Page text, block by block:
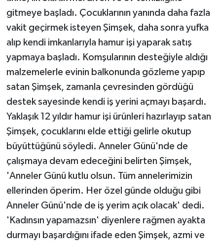
gitmeye başladı. Çocuklarının yanında daha fazla
vakit geçirmek isteyen Şimşek, daha sonra yufka
alıp kendi imkanlarıyla hamur işi yaparak satış
yapmaya başladı. Komşularının desteğiyle aldığı
malzemelerle evinin balkonunda gözleme yapıp
satan Şimşek, zamanla çevresinden gördüğü
destek sayesinde kendi iş yerini açmayı başardı.
Yaklaşık 12 yıldır hamur işi ürünleri hazırlayıp satan
Şimşek, çocuklarını elde ettiği gelirle okutup
büyüttüğünü söyledi. Anneler Günü'nde de
çalışmaya devam edeceğini belirten Şimşek,
'Anneler Günü kutlu olsun. Tüm annelerimizin
ellerinden öperim. Her özel günde olduğu gibi
Anneler Günü'nde de iş yerim açık olacak' dedi.
'Kadınsın yapamazsın' diyenlere rağmen ayakta
durmayı başardığını ifade eden Şimşek, azmi ve